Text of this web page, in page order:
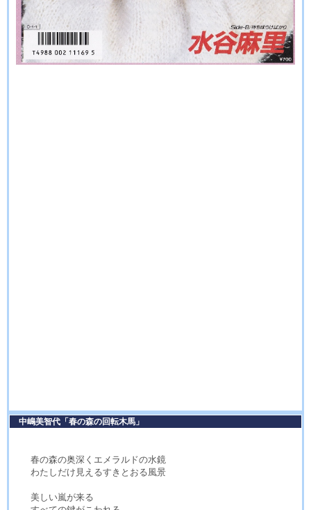
中嶋美智代「春の森の回転木馬」
春の森の奥深くエメラルドの水鏡
わたしだけ見えるすきとおる風景
美しい嵐が来る